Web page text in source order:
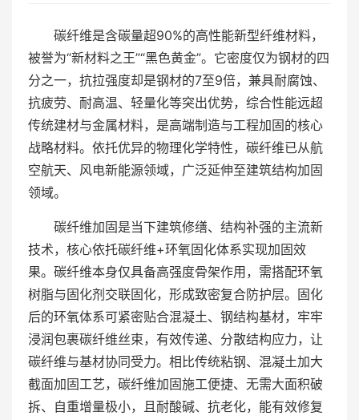
碳纤维是含碳量超90%的高性能新型纤维材料，
被誉为“新材料之王”“黑色黄金”。它密度仅为钢材的四
分之一，抗拉强度却是钢材的7至9倍，兼具耐腐蚀、
抗疲劳、耐高温、轻量化等突出优势，综合性能远超
传统建材与金属材料，是高端制造与工程加固的核心
战略材料。依托优异的物理化学特性，碳纤维已从航
空航天、风电新能源领域，广泛延伸至建筑结构加固
领域。
碳纤维加固是当下建筑修缮、结构补强的主流新
技术，核心依托碳纤维+环氧固化体系实现加固效
果。碳纤维本身仅具备高强度骨架作用，需搭配环氧
树脂与固化剂交联固化，形成致密复合防护层。固化
后的环氧体系可紧密贴合混凝土、钢结构基材，牢牢
浸润包裹碳纤维丝束，有效传递、分散结构应力，让
碳纤维与基材协同受力。相比传统粘钢、混凝土加大
截面加固工艺，碳纤维加固施工便捷、无需大面积破
拆、自重增量极小，且耐酸碱、抗老化，能有效修复